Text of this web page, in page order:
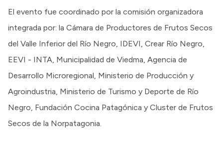
El evento fue coordinado por la comisión organizadora
integrada por: la Cámara de Productores de Frutos Secos
del Valle Inferior del Río Negro, IDEVI, Crear Río Negro,
EEVI - INTA, Municipalidad de Viedma, Agencia de
Desarrollo Microregional, Ministerio de Producción y
Agroindustria, Ministerio de Turismo y Deporte de Río
Negro, Fundación Cocina Patagónica y Cluster de Frutos
Secos de la Norpatagonia.